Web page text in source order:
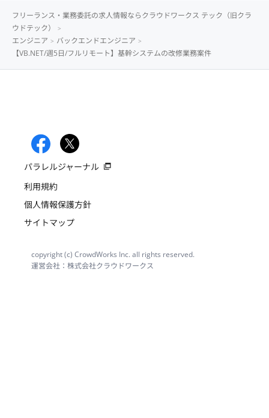
フリーランス・業務委託の求人情報ならクラウドワークス テック（旧クラ
ウドテック）
エンジニア
バックエンドエンジニア
【VB.NET/週5日/フルリモート】基幹システムの改修業務案件
パラレルジャーナル
利用規約
個人情報保護方針
サイトマップ
copyright (c) CrowdWorks Inc. all rights reserved.
運営会社：株式会社クラウドワークス